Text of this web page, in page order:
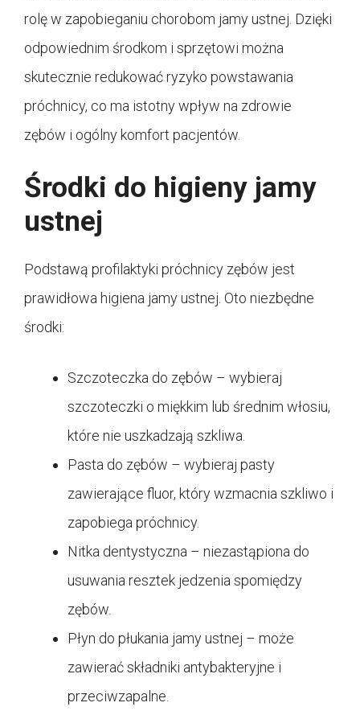
rolę w zapobieganiu chorobom jamy ustnej. Dzięki
odpowiednim środkom i sprzętowi można
skutecznie redukować ryzyko powstawania
próchnicy, co ma istotny wpływ na zdrowie
zębów i ogólny komfort pacjentów.
Środki do higieny jamy
ustnej
Podstawą profilaktyki próchnicy zębów jest
prawidłowa higiena jamy ustnej. Oto niezbędne
środki:
Szczoteczka do zębów – wybieraj
szczoteczki o miękkim lub średnim włosiu,
które nie uszkadzają szkliwa.
Pasta do zębów – wybieraj pasty
zawierające fluor, który wzmacnia szkliwo i
zapobiega próchnicy.
Nitka dentystyczna – niezastąpiona do
usuwania resztek jedzenia spomiędzy
zębów.
Płyn do płukania jamy ustnej – może
zawierać składniki antybakteryjne i
przeciwzapalne.